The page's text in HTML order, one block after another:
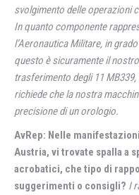
svolgimento delle operazioni
In quanto componente
l’Aeronautica Militare, in
questo è sicuramente il
trasferimento degli 11
richiede che la nostra
precisione di un orologio.
AvRep: Nelle
Austria, vi trovate spalla a
acrobatici, che tipo di
suggerimenti o consigli? I